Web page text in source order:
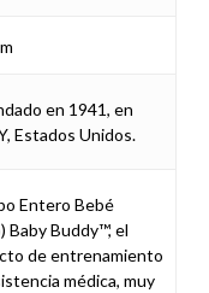
en 1941, en
Estados Unidos.
Entero Bebé
Baby Buddy™, el
de entrenamiento
médica, muy